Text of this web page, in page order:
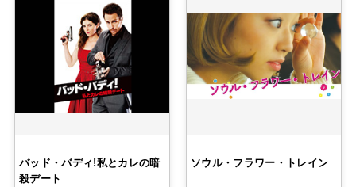
バッド・バディ!私とカレの暗
殺デート
ソウル・フラワー・トレイン